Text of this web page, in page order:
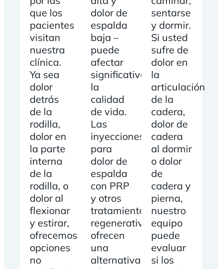
que los
pacientes
visitan
nuestra
clínica.
Ya sea
dolor
detrás
de la
rodilla,
dolor en
la parte
interna
de la
rodilla, o
dolor al
flexionar
y estirar,
ofrecemos
opciones
no
dolor de
espalda
baja –
puede
afectar
significativamente
la
calidad
de vida.
Las
inyecciones
para
dolor de
espalda
con PRP
y otros
tratamientos
regenerativos
ofrecen
una
alternativa
sentarse
y dormir.
Si usted
sufre de
dolor en
la
articulación
de la
cadera,
dolor de
cadera
al dormir
o dolor
de
cadera y
pierna,
nuestro
equipo
puede
evaluar
si los